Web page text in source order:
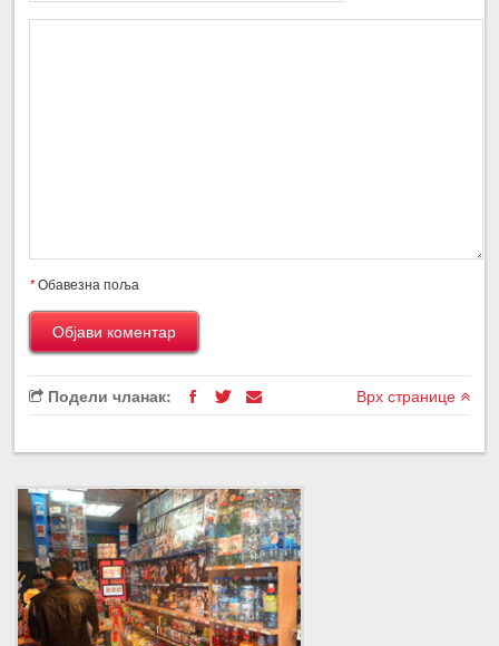
*Обавезна поља
Подели чланак: Врх странице